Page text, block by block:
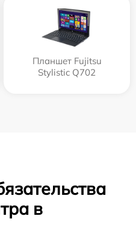
Планшет Fujitsu
Stylistic Q702
в